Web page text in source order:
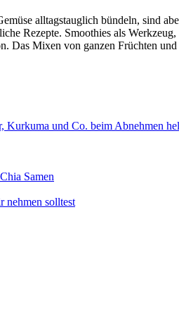
alltagstauglich bündeln, sind
Rezepte. Smoothies als
Das Mixen von ganzen Früchten
Kurkuma und Co. beim Abnehmen
Samen
nehmen solltest